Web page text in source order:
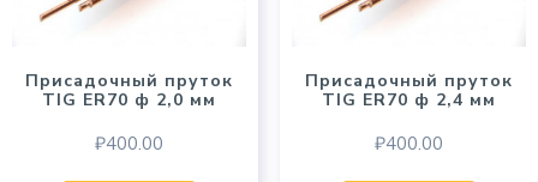
Присадочный пруток
TIG ER70 ф 2,0 мм
₽400.00
Присадочный пруток
TIG ER70 ф 2,4 мм
₽400.00